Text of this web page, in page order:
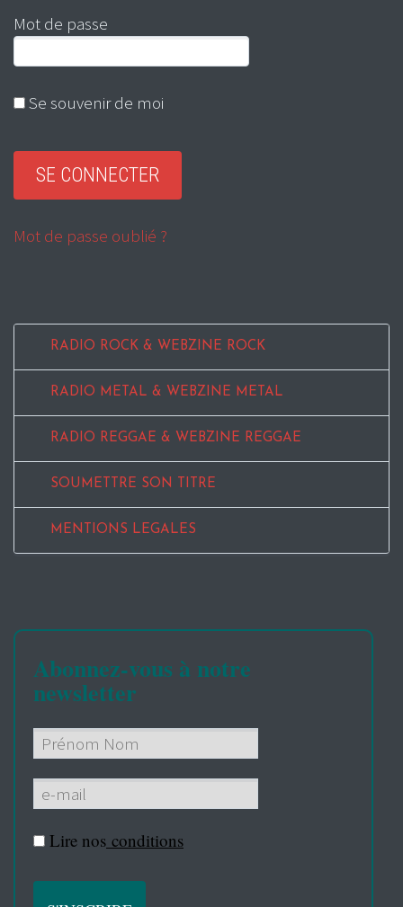
Mot de passe
Se souvenir de moi
Mot de passe oublié ?
RADIO ROCK & WEBZINE ROCK
RADIO METAL & WEBZINE METAL
RADIO REGGAE & WEBZINE REGGAE
SOUMETTRE SON TITRE
MENTIONS LEGALES
Abonnez-vous à notre
newsletter
Lire nos conditions